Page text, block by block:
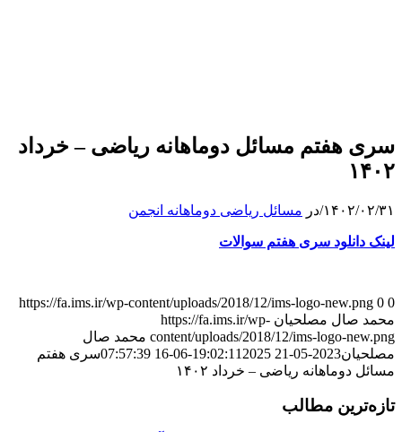
سری هفتم مسائل دوماهانه ریاضی – خرداد
۱۴۰۲
۱۴۰۲/۰۲/۳۱/در مسائل ریاضی دوماهانه انجمن
لینک دانلود سری هفتم سوالات
https://fa.ims.ir/wp-content/uploads/2018/12/ims-logo-new.png 0 0
محمد صال مصلحیان https://fa.ims.ir/wp-
content/uploads/2018/12/ims-logo-new.png محمد صال
مصلحیان2023-05-21 19:02:11
2025-06-16 07:57:39
سری هفتم
مسائل دوماهانه ریاضی – خرداد ۱۴۰۲
تازه‌ترین مطالب